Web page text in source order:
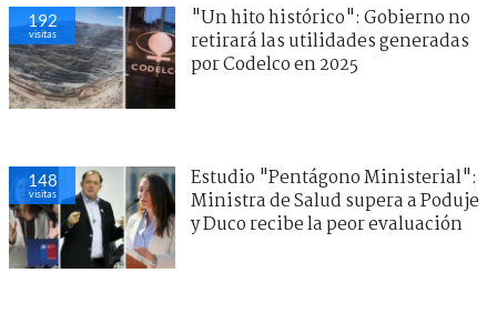
192
visitas
"Un hito histórico": Gobierno no
retirará las utilidades generadas
por Codelco en 2025
148
visitas
Estudio "Pentágono Ministerial":
Ministra de Salud supera a Poduje
y Duco recibe la peor evaluación